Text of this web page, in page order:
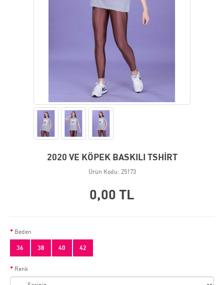
2020 VE KÖPEK BASKILI TSHİRT
Ürün Kodu: 25173
0,00 TL
Beden
36 38 40 42
Renk